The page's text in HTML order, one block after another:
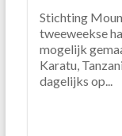
Stichting
tweeweekse
mogelijk
Karatu,
dagelijks op...